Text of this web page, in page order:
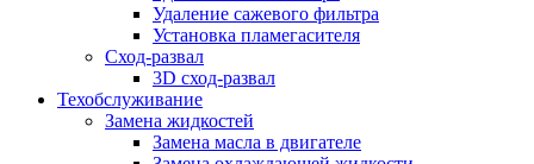
Удаление сажевого фильтра
Установка пламегасителя
Сход-развал
3D сход-развал
Техобслуживание
Замена жидкостей
Замена масла в двигателе